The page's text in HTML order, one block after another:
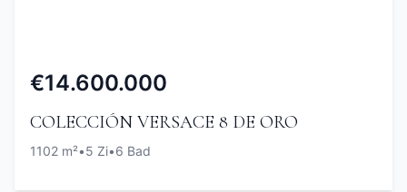
€14.600.000
COLECCIÓN VERSACE 8 DE ORO
1102 m²•5 Zi•6 Bad